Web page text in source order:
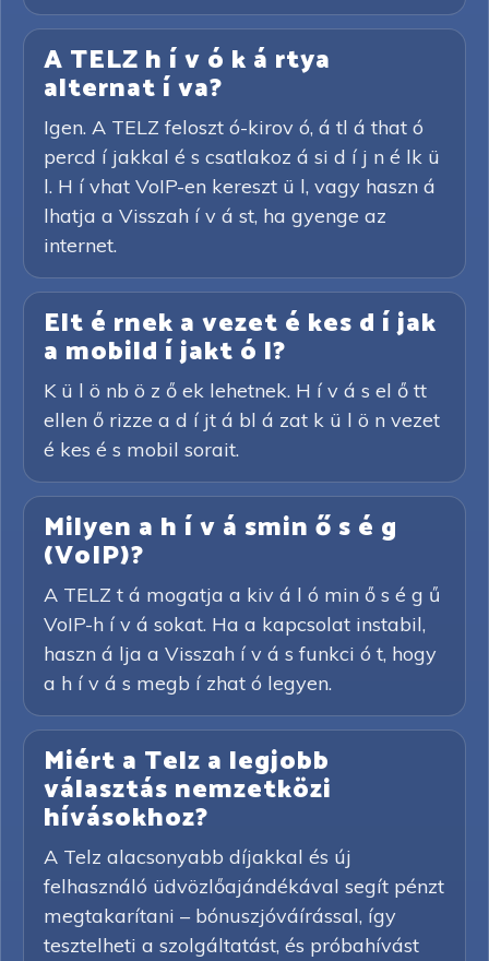
A TELZ h í v ó k á rtya
alternat í va?
Igen. A TELZ feloszt ó-kirov ó, á tl á that ó
percd í jakkal é s csatlakoz á si d í j n é lk ü
l. H í vhat VoIP-en kereszt ü l, vagy haszn á
lhatja a Visszah í v á st, ha gyenge az
internet.
Elt é rnek a vezet é kes d í jak
a mobild í jakt ó l?
K ü l ö nb ö z ő ek lehetnek. H í v á s el ő tt
ellen ő rizze a d í jt á bl á zat k ü l ö n vezet
é kes é s mobil sorait.
Milyen a h í v á smin ő s é g
(VoIP)?
A TELZ t á mogatja a kiv á l ó min ő s é g ű
VoIP-h í v á sokat. Ha a kapcsolat instabil,
haszn á lja a Visszah í v á s funkci ó t, hogy
a h í v á s megb í zhat ó legyen.
Miért a Telz a legjobb
választás nemzetközi
hívásokhoz?
A Telz alacsonyabb díjakkal és új
felhasználó üdvözlőajándékával segít pénzt
megtakarítani – bónuszjóváírással, így
tesztelheti a szolgáltatást, és próbahívást